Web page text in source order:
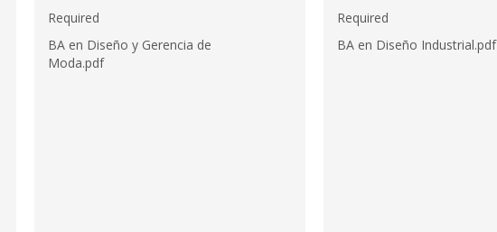
Required
BA en Diseño y Gerencia de
Moda.pdf
Required
BA en Diseño Industrial.pdf